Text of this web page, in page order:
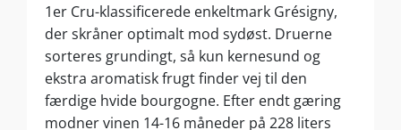
1er Cru-klassificerede enkeltmark Grésigny,
der skråner optimalt mod sydøst. Druerne
sorteres grundingt, så kun kernesund og
ekstra aromatisk frugt finder vej til den
færdige hvide bourgogne. Efter endt gæring
modner vinen 14-16 måneder på 228 liters